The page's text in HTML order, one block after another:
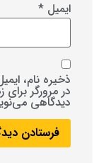
ایمیل *
ذخیره نام،
در مرورگر برای
دیدگاهی